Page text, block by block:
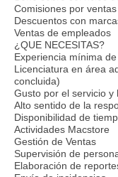
Comisiones por
Descuentos con
Ventas de empleados
¿QUE NECESITAS?
Experiencia mínima
Licenciatura en área
concluida)
Gusto por el servicio y
Alto sentido de la
Disponibilidad de
Actividades Macstore
Gestión de Ventas
Supervisión de
Elaboración de